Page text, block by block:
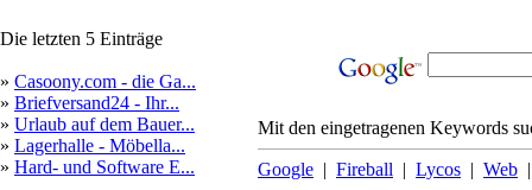
Die letzten 5 Einträge
» Casoony.com - die Ga...
» Briefversand24 - Ihr...
» Urlaub auf dem Bauer...
» Lagerhalle - Möbella...
» Hard- und Software E...
Mit den eingetragenen Keywords
Google | Fireball | Lycos | Web